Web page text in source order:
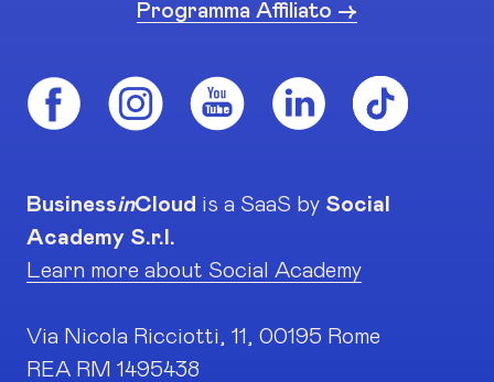
Programma Affiliato ->
BusinessinCloud is a SaaS by Social
Academy S.r.l.
Learn more about Social Academy
Via Nicola Ricciotti, 11, 00195 Rome
REA RM 1495438